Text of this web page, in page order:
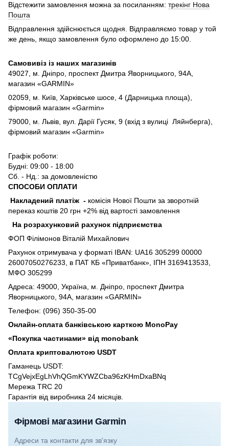
Відстежити замовлення можна за посиланням: трекінг Нова
Пошта
Відправлення здійснюється щодня. Відправляємо товар у той
же день, якщо замовлення було оформлено до 15:00.
Самовивіз із наших магазинів
49027, м. Дніпро, проспект Дмитра Яворницького, 94А,
магазин «GARMIN»
02059, м. Київ, Харківське шосе, 4 (Дарницька площа),
фірмовий магазин «Garmin»
79000, м. Львів, вул. Дарії Гусяк, 9 (вхід з вулиці Ляйнберга),
фірмовий магазин «Garmin»
Графік роботи:
Будні: 09:00 - 18:00
Сб. - Нд.: за домовленістю
СПОСОБИ ОПЛАТИ
Накладений платіж - комісія Нової Пошти за зворотній
переказ коштів 20 грн +2% від вартості замовлення
На розрахунковий рахунок підприємства
ФОП Філімонов Віталій Михайлович
Рахунок отримувача у форматі IBAN: UA16 305299 00000
26007050276233, в ПАТ КБ «Приватбанк», ІПН 3169413533,
МФО 305299
Адреса: 49000, Україна, м. Дніпро, проспект Дмитра
Яворницького, 94А, магазин «GARMIN»
Телефон: (096) 350-35-00
Онлайн-оплата банківською карткою MonoPay
«Покупка частинами» від monobank
Оплата криптовалютою USDT
Гаманець USDT:
TCgVejxEgLhVhQGmKYWZCba96zKHmDxaBNq
Мережа TRC 20
Гарантія від виробника 24 місяців.
Фірмові магазини Garmin
Адреси та контакти для зв'язку